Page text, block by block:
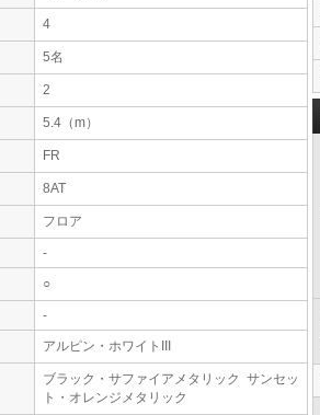
4
5名
2
5.4（m）
FR
8AT
フロア
-
○
-
アルピン・ホワイトIII
ブラック・サファイアメタリック サンセッ
ト・オレンジメタリック